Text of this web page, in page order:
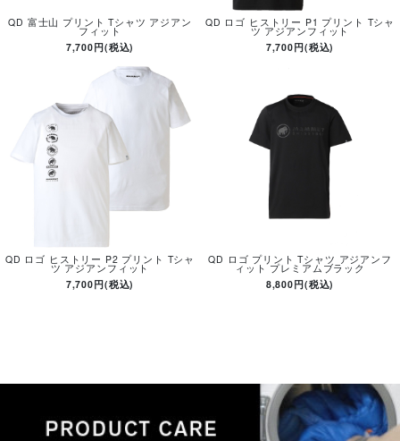
QD 富士山 プリント Tシャツ アジアン
フィット
7,700円(税込)
QD ロゴ ヒストリー P1 プリント Tシャ
ツ アジアンフィット
7,700円(税込)
QD ロゴ ヒストリー P2 プリント Tシャ
ツ アジアンフィット
7,700円(税込)
QD ロゴ プリント Tシャツ アジアンフ
ィット プレミアムブラック
8,800円(税込)